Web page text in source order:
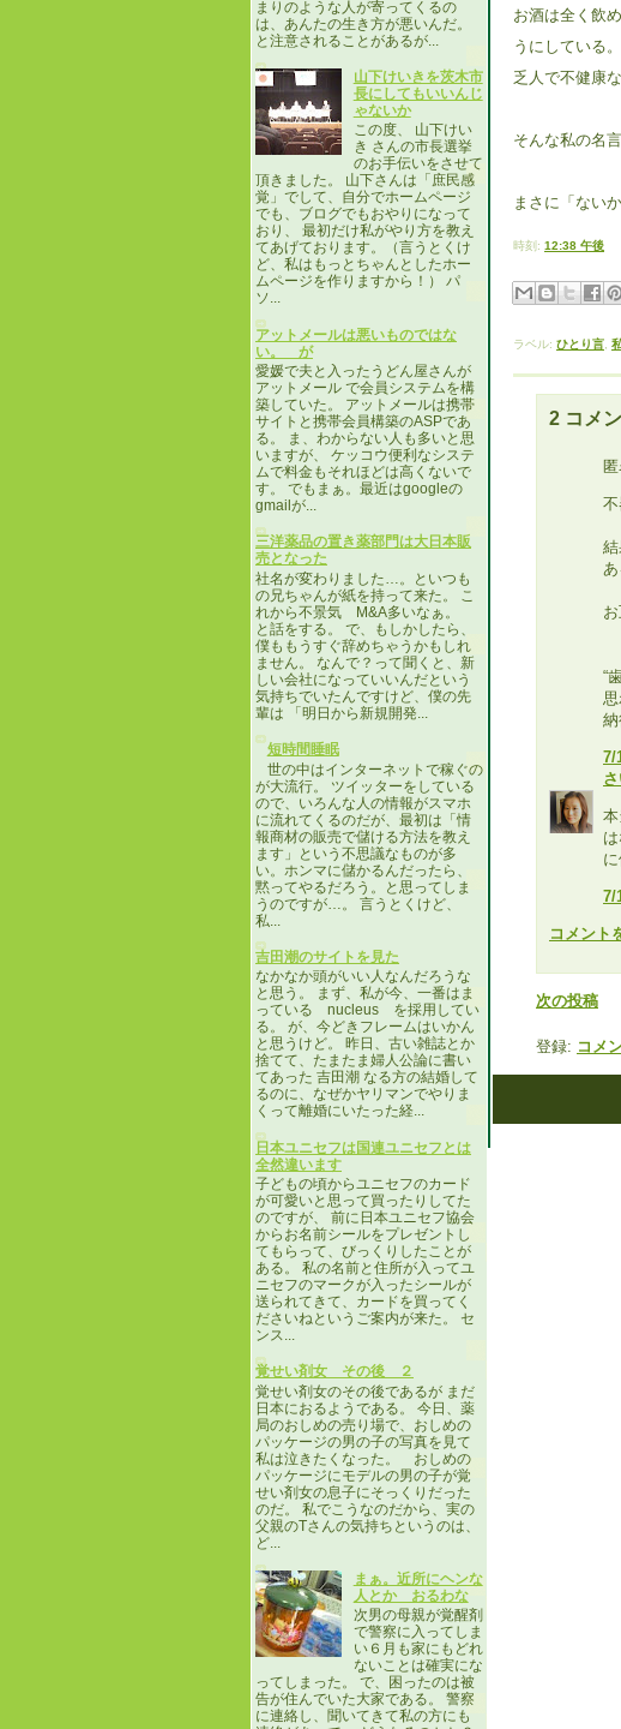
まりのような人が寄ってくるの
は、あんたの生き方が悪いんだ。
と注意されることがあるが...
山下けいきを茨木市
長にしてもいいんじ
ゃないか
この度、 山下けい
き さんの市長選挙
のお手伝いをさせて
頂きました。 山下さんは「庶民感
覚」でして、自分でホームページ
でも、ブログでもおやりになって
おり、 最初だけ私がやり方を教え
てあげております。（言うとくけ
ど、私はもっとちゃんとしたホー
ムページを作りますから！） パ
ソ...
アットメールは悪いものではな
い。 が
愛媛で夫と入ったうどん屋さんが
アットメール で会員システムを構
築していた。 アットメールは携帯
サイトと携帯会員構築のASPであ
る。 ま、わからない人も多いと思
いますが、 ケッコウ便利なシステ
ムで料金もそれほどは高くないで
す。 でもまぁ。最近はgoogleの
gmailが...
三洋薬品の置き薬部門は大日本販
売となった
社名が変わりました…。といつも
の兄ちゃんが紙を持って来た。 こ
れから不景気 M&A多いなぁ。
と話をする。 で、もしかしたら、
僕ももうすぐ辞めちゃうかもしれ
ません。 なんで？って聞くと、新
しい会社になっていいんだという
気持ちでいたんですけど、僕の先
輩は 「明日から新規開発...
短時間睡眠
世の中はインターネットで稼ぐの
が大流行。 ツイッターをしている
ので、いろんな人の情報がスマホ
に流れてくるのだが、最初は「情
報商材の販売で儲ける方法を教え
ます」という不思議なものが多
い。ホンマに儲かるんだったら、
黙ってやるだろう。と思ってしま
うのですが…。 言うとくけど、
私...
吉田潮のサイトを見た
なかなか頭がいい人なんだろうな
と思う。 まず、私が今、一番はま
っている nucleus を採用してい
る。 が、今どきフレームはいかん
と思うけど。 昨日、古い雑誌とか
捨てて、たまたま婦人公論に書い
てあった 吉田潮 なる方の結婚して
るのに、なぜかヤリマンでやりま
くって離婚にいたった経...
日本ユニセフは国連ユニセフとは
全然違います
子どもの頃からユニセフのカード
が可愛いと思って買ったりしてた
のですが、 前に日本ユニセフ協会
からお名前シールをプレゼントし
てもらって、びっくりしたことが
ある。 私の名前と住所が入ってユ
ニセフのマークが入ったシールが
送られてきて、カードを買ってく
ださいねというご案内が来た。 セ
ンス...
覚せい剤女 その後 ２
覚せい剤女のその後であるが まだ
日本におるようである。 今日、薬
局のおしめの売り場で、おしめの
パッケージの男の子の写真を見て
私は泣きたくなった。 おしめの
パッケージにモデルの男の子が覚
せい剤女の息子にそっくりだった
のだ。 私でこうなのだから、実の
父親のTさんの気持ちというのは、
ど...
まぁ。近所にヘンな
人とか おるわな
次男の母親が覚醒剤
で警察に入ってしま
い６月も家にもどれ
ないことは確実にな
ってしまった。 で、困ったのは被
告が住んでいた大家である。 警察
に連絡し、聞いてきて私の方にも
お酒は全く飲
うにしている
乏人で不健康
そんな私の名
まさに「ない
時刻: 12:38 午後
ラベル: ひとり言,
2 コメ
あ
“
納
7/
7/
コメント
次の投稿
登録: コメ